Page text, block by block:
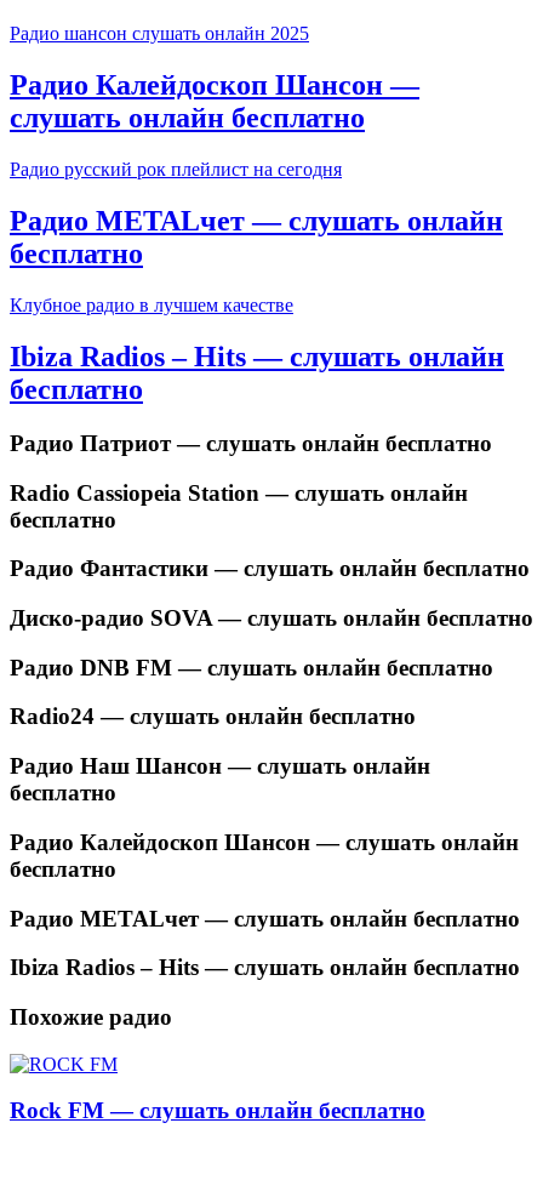
Радио шансон слушать онлайн 2025
Радио Калейдоскоп Шансон —
слушать онлайн бесплатно
Радио русский рок плейлист на сегодня
Радио METALчет — слушать онлайн
бесплатно
Клубное радио в лучшем качестве
Ibiza Radios – Hits — слушать онлайн
бесплатно
Радио Патриот — слушать онлайн бесплатно
Radio Cassiopeia Station — слушать онлайн
бесплатно
Радио Фантастики — слушать онлайн бесплатно
Диско-радио SOVA — слушать онлайн бесплатно
Радио DNB FM — слушать онлайн бесплатно
Radio24 — слушать онлайн бесплатно
Радио Наш Шансон — слушать онлайн
бесплатно
Радио Калейдоскоп Шансон — слушать онлайн
бесплатно
Радио METALчет — слушать онлайн бесплатно
Ibiza Radios – Hits — слушать онлайн бесплатно
Похожие радио
Rock FM — слушать онлайн бесплатно